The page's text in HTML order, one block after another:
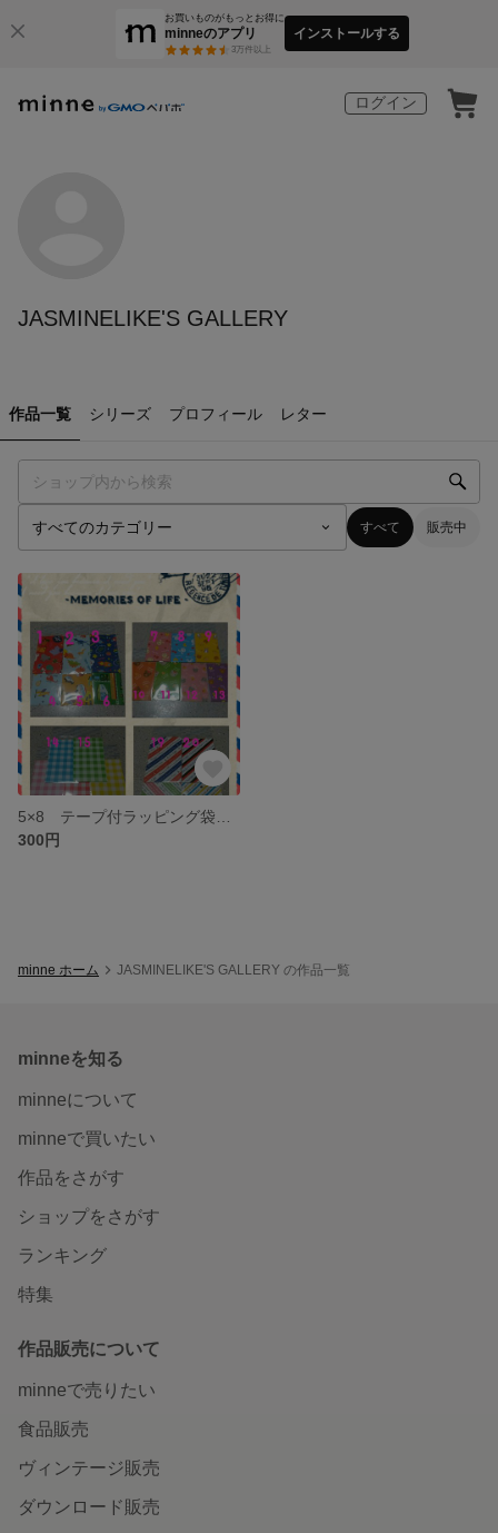
お買いものがもっとお得に
minneのアプリ
3万件以上
インストールする
ログイン
JASMINELIKE'S GALLERY
作品一覧 シリーズ プロフィール レター
すべて 販売中
300円
minne ホーム JASMINELIKE'S GALLERY の作品一覧
minneを知る
minneについて
minneで買いたい
作品をさがす
ショップをさがす
ランキング
特集
作品販売について
minneで売りたい
食品販売
ヴィンテージ販売
ダウンロード販売